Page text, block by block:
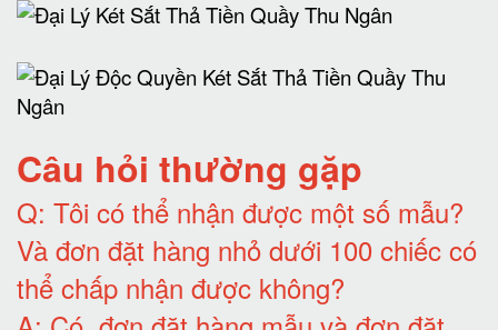
Câu hỏi thường gặp
Q: Tôi có thể nhận được một số mẫu?
Và đơn đặt hàng nhỏ dưới 100 chiếc có
thể chấp nhận được không?